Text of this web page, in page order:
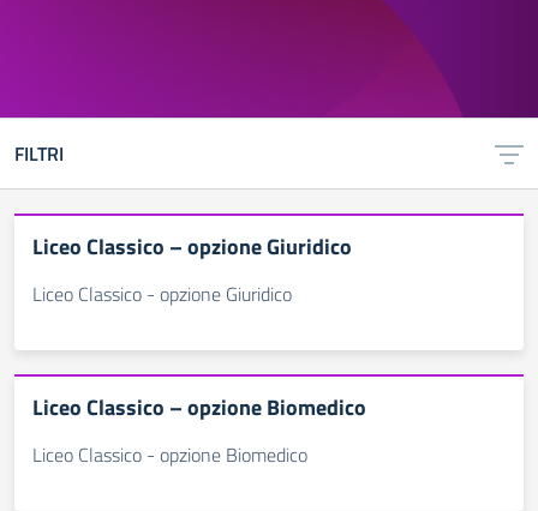
FILTRI
Liceo Classico – opzione Giuridico
Liceo Classico - opzione Giuridico
Liceo Classico – opzione Biomedico
Liceo Classico - opzione Biomedico